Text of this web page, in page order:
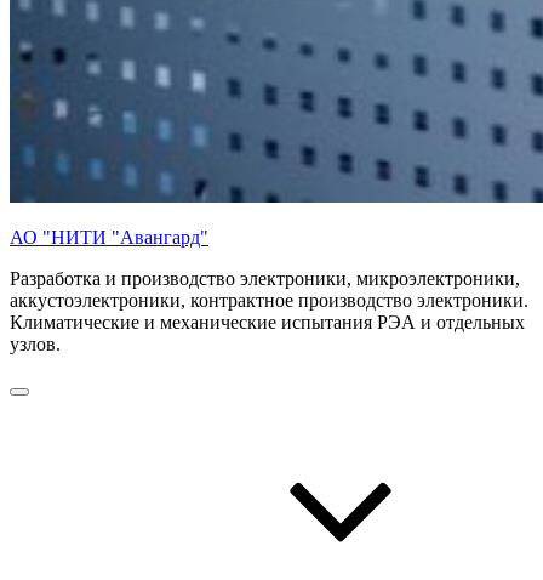
АО "НИТИ "Авангард"
Разработка и производство электроники, микроэлектроники,
аккустоэлектроники, контрактное производство электроники.
Климатические и механические испытания РЭА и отдельных
узлов.